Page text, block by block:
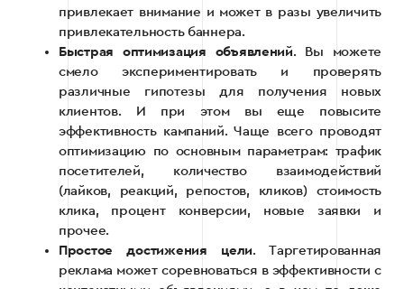
привлекает внимание и может в разы увеличить
привлекательность баннера.
Быстрая оптимизация объявлений. Вы можете
смело экспериментировать и проверять
различные гипотезы для получения новых
клиентов. И при этом вы еще повысите
эффективность кампаний. Чаще всего проводят
оптимизацию по основным параметрам: трафик
посетителей, количество взаимодействий
(лайков, реакций, репостов, кликов) стоимость
клика, процент конверсии, новые заявки и
прочее.
Простое достижения цели. Таргетированная
реклама может соревноваться в эффективности с